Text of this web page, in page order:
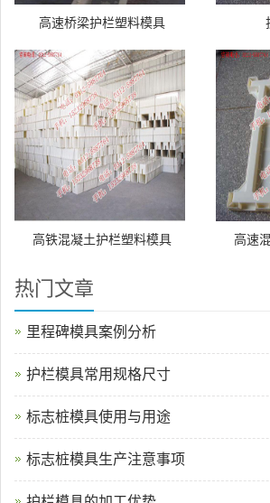
高速桥梁护栏塑料模具
高铁混凝土护栏塑料模具 高速
热门文章
里程碑模具案例分析
护栏模具常用规格尺寸
标志桩模具使用与用途
标志桩模具生产注意事项